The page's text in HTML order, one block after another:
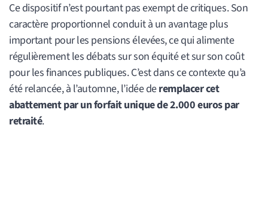
Ce dispositif n’est pourtant pas exempt de critiques. Son
caractère proportionnel conduit à un avantage plus
important pour les pensions élevées, ce qui alimente
régulièrement les débats sur son équité et sur son coût
pour les finances publiques. C’est dans ce contexte qu’a
été relancée, à l’automne, l’idée deremplacer cet
abattement par un forfait unique de 2.000 euros par
retraité.